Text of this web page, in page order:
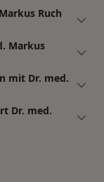
Ruch
Markus
mit Dr. med.
Dr. med.